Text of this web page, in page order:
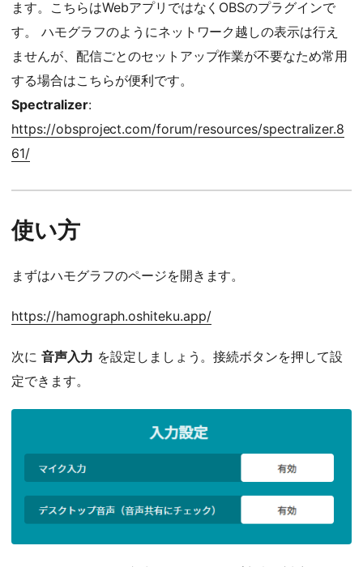
ます。こちらはWebアプリではなくOBSのプラグインで
す。 ハモグラフのようにネットワーク越しの表示は行え
ませんが、配信ごとのセットアップ作業が不要なため常用
する場合はこちらが便利です。
Spectralizer:
https://obsproject.com/forum/resources/spectralizer.8
61/
使い方
まずはハモグラフのページを開きます。
https://hamograph.oshiteku.app/
次に 音声入力 を設定しましょう。接続ボタンを押して設
定できます。